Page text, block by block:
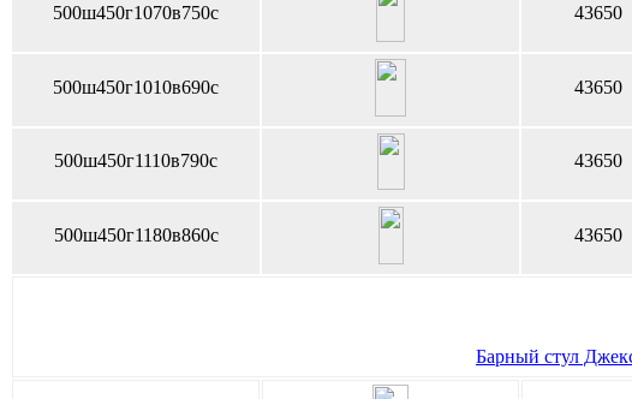
500ш450г1070в750с 43650
500ш450г1010в690с 43650
500ш450г1110в790с 43650
500ш450г1180в860с 43650
Барный стул